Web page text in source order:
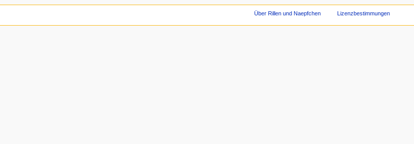
Über Rillen und Naepfchen Lizenzbestimmungen